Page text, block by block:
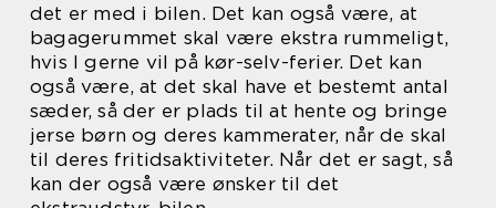
det er med i bilen. Det kan også være, at
bagagerummet skal være ekstra rummeligt,
hvis I gerne vil på kør-selv-ferier. Det kan
også være, at det skal have et bestemt antal
sæder, så der er plads til at hente og bringe
jerse børn og deres kammerater, når de skal
til deres fritidsaktiviteter. Når det er sagt, så
kan der også være ønsker til det